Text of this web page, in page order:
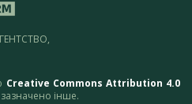
Creative Commons Attribution 4.0
інше.